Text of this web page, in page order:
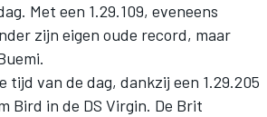
Met een 1.29.109, eveneens
zijn eigen oude record, maar
van de dag, dankzij een 1.29.205
Bird in de DS Virgin. De Brit